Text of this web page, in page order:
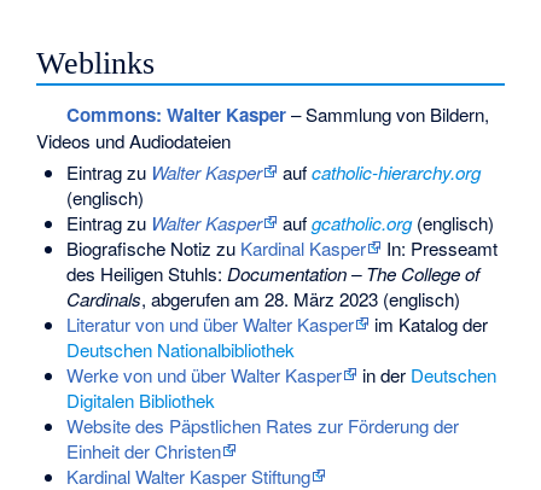
Weblinks
Commons: Walter Kasper– Sammlung von Bildern,
Videos und Audiodateien
Eintrag zu Walter Kasper aufcatholic-hierarchy.org
(englisch)
Eintrag zu Walter Kasper aufgcatholic.org(englisch)
Biografische Notiz zu Kardinal Kasper
In: Presseamt
des Heiligen Stuhls: Documentation – The College of
Cardinals, abgerufen am 28. März 2023 (englisch)
Literatur von und über Walter Kasper
im Katalog der
Deutschen Nationalbibliothek
Werke von und über Walter Kasper
in der Deutschen
Digitalen Bibliothek
Website des Päpstlichen Rates zur Förderung der
Einheit der Christen
Kardinal Walter Kasper Stiftung